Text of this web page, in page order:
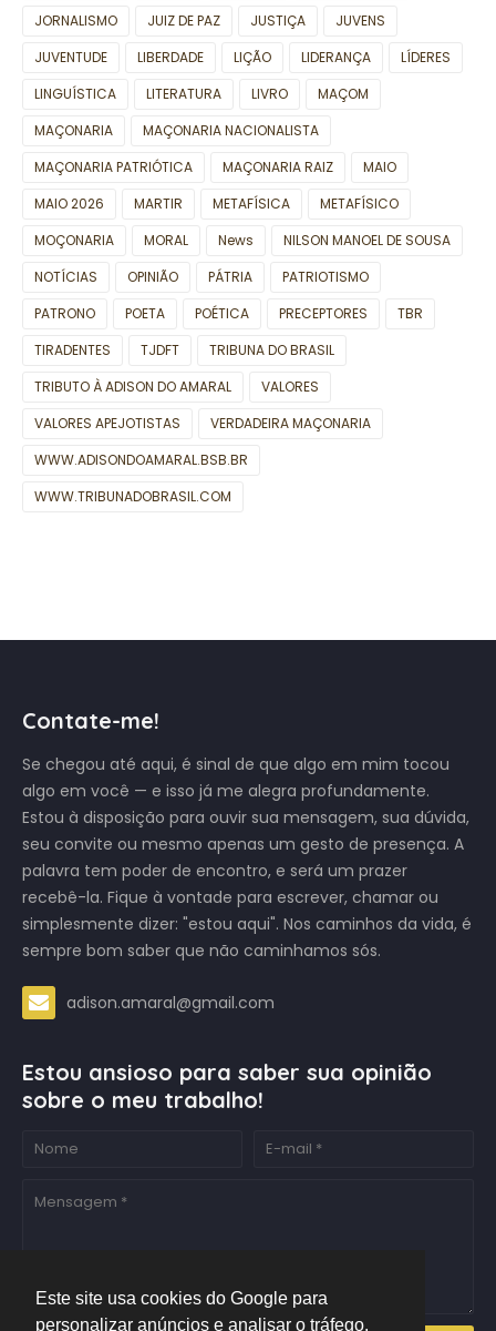
Este site usa cookies do Google para
personalizar anúncios e analisar o tráfego.
JORNALISMO
JUIZ DE PAZ JUSTIÇA
JUVENS
JUVENTUDE
LIBERDADE LIÇÃO LIDERANÇA
LÍDERES
LINGUÍSTICA
LITERATURA LIVRO
MAÇOM
MAÇONARIA
MAÇONARIA NACIONALISTA
MAÇONARIA PATRIÓTICA
MAÇONARIA RAIZ
MAIO
MAIO 2026
MARTIR METAFÍSICA
METAFÍSICO
MOÇONARIA
MORAL News
NILSON MANOEL DE SOUSA
NOTÍCIAS
OPINIÃO PÁTRIA
PATRIOTISMO
PATRONO
POETA POÉTICA PRECEPTORES
TBR
TIRADENTES
TJDFT
TRIBUNA DO BRASIL
TRIBUTO À ADISON DO AMARAL
VALORES
VALORES APEJOTISTAS
VERDADEIRA MAÇONARIA
WWW.ADISONDOAMARAL.BSB.BR
WWW.TRIBUNADOBRASIL.COM
Contate-me!
Se chegou até aqui, é sinal de que algo em mim tocou
algo em você — e isso já me alegra profundamente.
Estou à disposição para ouvir sua mensagem, sua dúvida,
seu convite ou mesmo apenas um gesto de presença. A
palavra tem poder de encontro, e será um prazer
recebê-la. Fique à vontade para escrever, chamar ou
simplesmente dizer: "estou aqui". Nos caminhos da vida, é
sempre bom saber que não caminhamos sós.
adison.amaral@gmail.com
Estou ansioso para saber sua opinião
sobre o meu trabalho!